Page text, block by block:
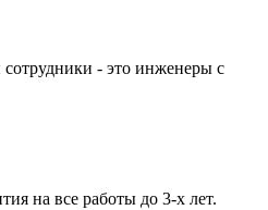
- это инженеры с
на все работы до 3-х лет.